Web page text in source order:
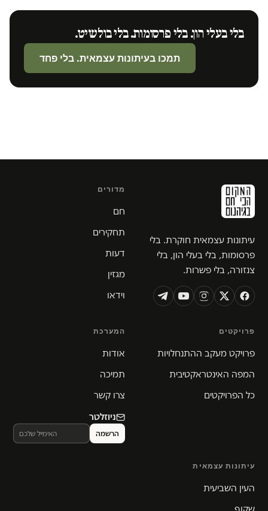
בלי בעלי הון. בלי פרסומות. בלי בולשיט.
תמכו בעיתונות עצמאית. בלי פחד
עיתונות עצמאית חוקרת. בלי
פרסומות, בלי בעלי הון, בלי
צנזורה, בלי פשרות.
מדורים
חם
תחקירים
דעות
מגזין
וידאו
פרויקטים
פרויקט מעקב ההתנחלויות
המפה האינטראקטיבית
כל הפרויקטים
המערכת
אודות
תמיכה
צרו קשר
ניוזלטר
עיתונות עצמאית
העין השביעית